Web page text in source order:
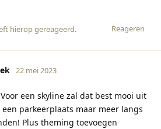
Reageren
hierop gereageerd.
22 mei 2023
Voor een skyline zal dat best mooi uit
parkeerplaats maar meer langs
Plus theming toevoegen